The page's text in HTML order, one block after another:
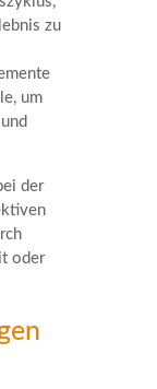
zu
um
der
oder